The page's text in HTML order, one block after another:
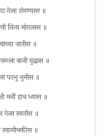
गेला रांगण्यास ॥
नित्य मोगलास ॥
जातीस ॥
बाजी युद्धास ॥
परभू भूमीस ॥
मनीं हाच ध्यास ॥
स्वर्गास ॥
॥